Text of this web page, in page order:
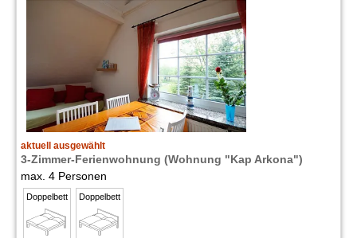
aktuell ausgewählt
3-Zimmer-Ferienwohnung (Wohnung "Kap Arkona")
max. 4 Personen
Doppelbett Doppelbett